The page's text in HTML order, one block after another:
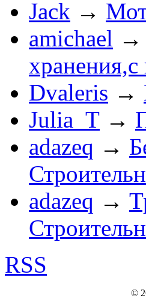
Jack →
amichael →
хранения,с
Dvaleris →
Julia_T →
adazeq →
adazeq →
RSS
©